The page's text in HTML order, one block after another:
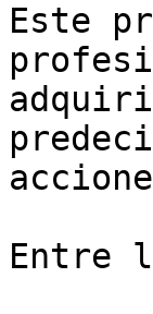
Este
Entre